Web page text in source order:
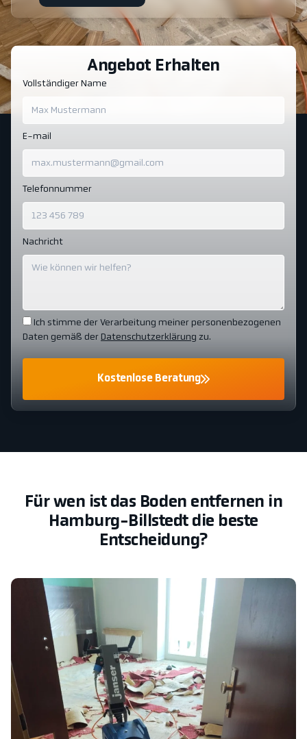
Angebot Erhalten
Vollständiger Name
E-mail
Telefonnummer
Nachricht
Ich stimme der Verarbeitung meiner personenbezogenen
Daten gemäß der Datenschutzerklärung zu.
Kostenlose Beratung
Für wen ist das Boden entfernen in
Hamburg-Billstedt die beste
Entscheidung?